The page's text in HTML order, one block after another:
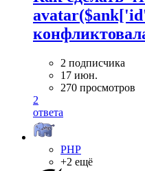
2 подписчика
17 июн.
270 просмотров
2
ответа
PHP
+2 ещё